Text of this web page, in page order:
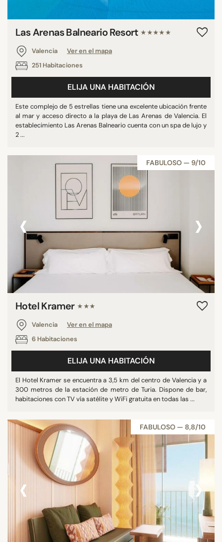
Las Arenas Balneario Resort ★★★★★
Valencia
Ver en el mapa
251 Habitaciones
ELIJA UNA HABITACIÓN
Este complejo de 5 estrellas tiene una excelente ubicación frente
al mar y acceso directo a la playa de Las Arenas de Valencia. El
establecimiento Las Arenas Balneario cuenta con un spa de lujo y
2 ...
FABULOSO — 9/10
‹ ›
Hotel Kramer ★★★
Valencia
Ver en el mapa
6 Habitaciones
ELIJA UNA HABITACIÓN
El Hotel Kramer se encuentra a 3,5 km del centro de Valencia y a
300 metros de la estación de metro de Turia. Dispone de bar,
habitaciones con TV vía satélite y WiFi gratuita en todas las ...
FABULOSO — 8,8/10
‹ ›